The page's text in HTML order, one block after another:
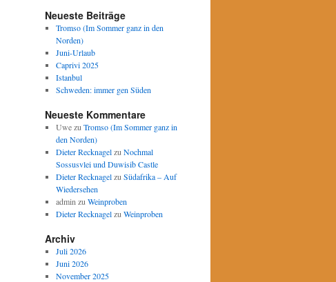
Neueste Beiträge
Tromso (Im Sommer ganz in den
Norden)
Juni-Urlaub
Caprivi 2025
Istanbul
Schweden: immer gen Süden
Neueste Kommentare
Uwezu Tromso (Im Sommer ganz in
den Norden)
Dieter Recknagelzu Nochmal
Sossusvlei und Duwisib Castle
Dieter Recknagelzu Südafrika – Auf
Wiedersehen
admin zu Weinproben
Dieter Recknagelzu Weinproben
Archiv
Juli 2026
Juni 2026
November 2025